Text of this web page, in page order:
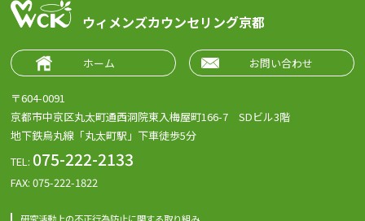
ウィメンズカウンセリング京都
ホーム お問い合わせ
〒604-0091
京都市中京区丸太町通西洞院東入梅屋町166-7 SDビル3階
地下鉄烏丸線「丸太町駅」下車徒歩5分
TEL: 075-222-2133
FAX: 075-222-1822